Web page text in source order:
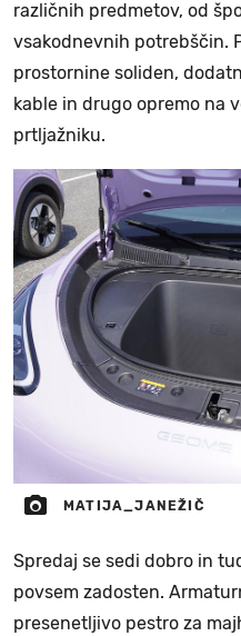
različnih predmetov, od
vsakodnevnih potrebščin.
prostornine soliden,
kable in drugo opremo na
prtljažniku.
MATIJA_JANEŽIČ
Spredaj se sedi dobro in
povsem zadosten.
presenetljivo pestro za